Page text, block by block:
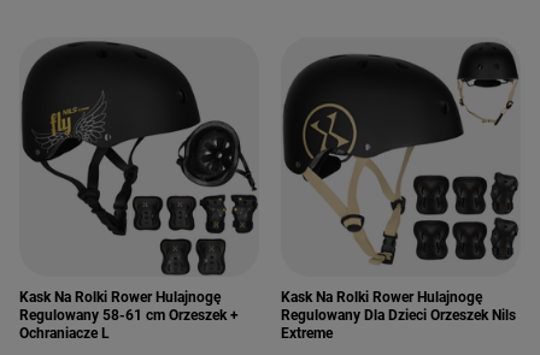
Kask Na Rolki Rower Hulajnogę
Regulowany 58-61 cm Orzeszek +
Ochraniacze L
Kask Na Rolki Rower Hulajnogę
Regulowany Dla Dzieci Orzeszek Nils
Extreme